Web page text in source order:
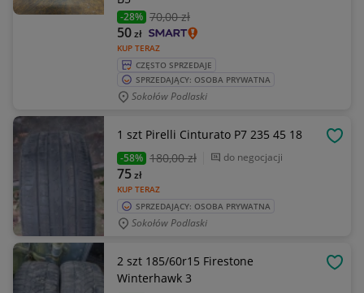
-28% 70,00 zł
KUP TERAZ
50zł
CZĘSTO SPRZEDAJE
SPRZEDAJĄCY: OSOBA PRYWATNA
Sokołów Podlaski
1 szt Pirelli Cinturato P7 235 45 18
-58% 180,00 zł do negocjacji
KUP TERAZ
75zł
SPRZEDAJĄCY: OSOBA PRYWATNA
Sokołów Podlaski
2 szt 185/60r15 Firestone
Winterhawk 3